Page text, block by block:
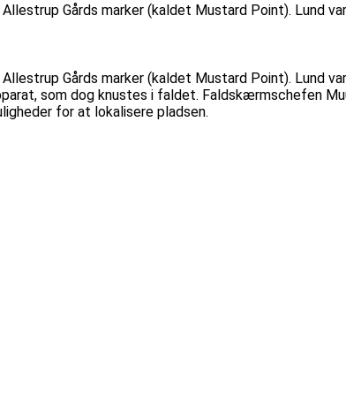
Gårds marker (kaldet Mustard Point). Lund
Gårds marker (kaldet Mustard Point). Lund
som dog knustes i faldet. Faldskærmschefen
for at lokalisere pladsen.